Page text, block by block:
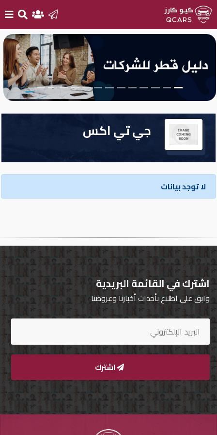
بيع
سيارتك
أحدث
السيارات
سيارات
جديدة
سيارات
تسجيل
الدخول
English
مستثمري
السيارات
الماركات
مطلوب
جي تي اكس
لا توجد بيانات
اشترك في القائمة البريدية
وابق على اطلاع بأحداث أخبارنا وعروضنا
اشترك